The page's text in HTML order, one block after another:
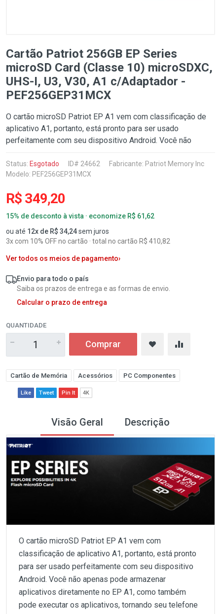
Cartão Patriot 256GB EP Series
microSD Card (Classe 10) microSDXC,
UHS-I, U3, V30, A1 c/Adaptador -
PEF256GEP31MCX
O cartão microSD Patriot EP A1 vem com classificação de
aplicativo A1, portanto, está pronto para ser usado
perfeitamente com seu dispositivo Android. Você não
Status: Esgotado ID# 24662 Fabricante: Patriot Memory Inc
Modelo: PEF256GEP31MCX
R$ 349,20
15% de desconto à vista · economize R$ 61,62
ou até 12x de R$ 34,24sem juros
3x com 10% OFF no cartão · total no cartão R$ 410,82
Ver todos os meios de pagamento›
Envio para todo o país
Saiba os prazos de entrega e as formas de envio.
Calcular o prazo de entrega
QUANTIDADE
Comprar
Cartão de Memória Acessórios PC Componentes
Like Tweet Pin It 4K
Visão Geral Descrição
O cartão microSD Patriot EP A1 vem com
classificação de aplicativo A1, portanto, está pronto
para ser usado perfeitamente com seu dispositivo
Android. Você não apenas pode armazenar
aplicativos diretamente no EP A1, como também
pode executar os aplicativos, tornando seu telefone